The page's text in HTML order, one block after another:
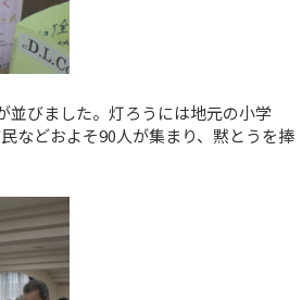
並びました。灯ろうには地元の小学
などおよそ90人が集まり、黙とうを捧